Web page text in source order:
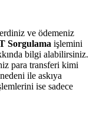
ve ödemeniz
Sorgulama işlemini
bilgi alabilirsiniz.
para transferi kimi
ile askıya
ise sadece